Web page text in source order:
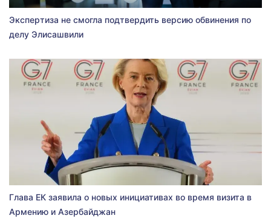
Экспертиза не смогла подтвердить версию обвинения по
делу Элисашвили
Глава ЕК заявила о новых инициативах во время визита в
Армению и Азербайджан